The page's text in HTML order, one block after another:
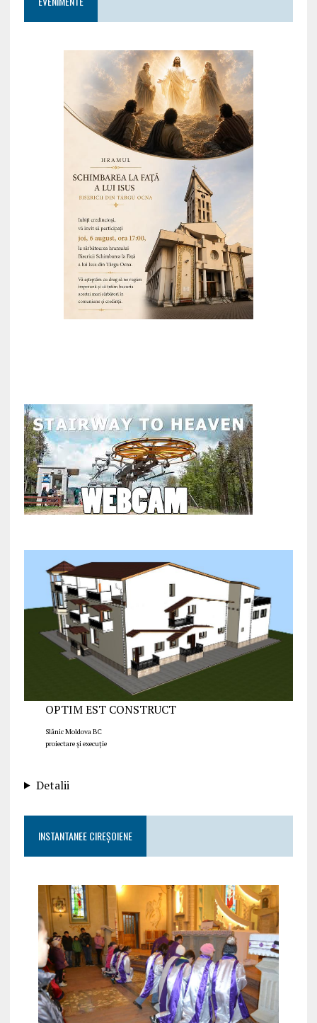
OPTIM EST CONSTRUCT
Slănic Moldova BC
proiectare și execuție
Detalii
INSTANTANEE CIREȘOIENE